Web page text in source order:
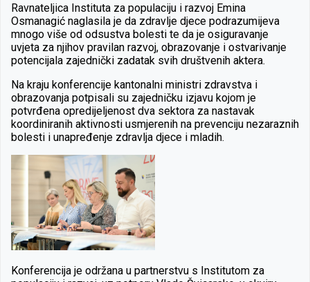
Ravnateljica Instituta za populaciju i razvoj Emina
Osmanagić naglasila je da zdravlje djece podrazumijeva
mnogo više od odsustva bolesti te da je osiguravanje
uvjeta za njihov pravilan razvoj, obrazovanje i ostvarivanje
potencijala zajednički zadatak svih društvenih aktera.
Na kraju konferencije kantonalni ministri zdravstva i
obrazovanja potpisali su zajedničku izjavu kojom je
potvrđena opredijeljenost dva sektora za nastavak
koordiniranih aktivnosti usmjerenih na prevenciju nezaraznih
bolesti i unapređenje zdravlja djece i mladih.
Konferencija je održana u partnerstvu s Institutom za